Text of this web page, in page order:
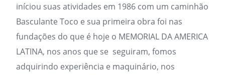
iníciou suas atividades em 1986 com um caminhão
Basculante Toco e sua primeira obra foi nas
fundações do que é hoje o MEMORIAL DA AMERICA
LATINA, nos anos que se seguiram, fomos
adquirindo experiência e maquinário, nos